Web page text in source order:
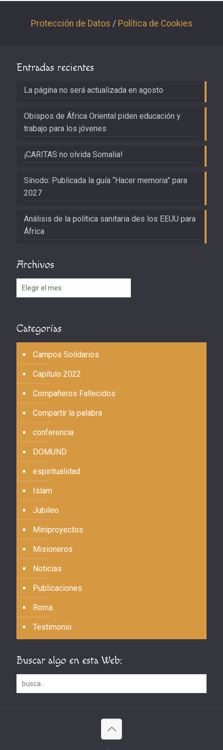
Protección de Datos / Política de Cookies
Entradas recientes
La página no será actualizada en agosto
Obispos de África Oriental piden educación y
trabajo para los jóvenes
¡CARITAS no olvida Somalia!
Sínodo: Publicada la guía “Hacer memoria” para
2027
Análisis de la política sanitaria des los EEUU para
África
Archivos
Archivos
Categorías
Campos Solidarios
Capítulo 2022
Compañeros Fallecidos
Compartir la palabra
conferencia
DOMUND
espiritualidad
Islam
Jubileo
Miniproyectos
Misioneros
Noticias
Publicaciones
Roma
Testimonio
Buscar algo en esta Web: